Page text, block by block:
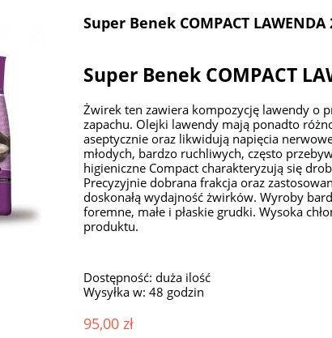
Super Benek COMPACT LAWENDA
Super Benek COMPACT
Żwirek ten zawiera kompozycję lawendy o
zapachu. Olejki lawendy mają ponadto
aseptycznie oraz likwidują napięcia
młodych, bardzo ruchliwych, często
higieniczne Compact charakteryzują się
Precyzyjnie dobrana frakcja oraz
doskonałą wydajność żwirków. Wyroby
foremne, małe i płaskie grudki. Wysoka
produktu.
Dostępność: duża ilość
Wysyłka w: 48 godzin
95,00 zł